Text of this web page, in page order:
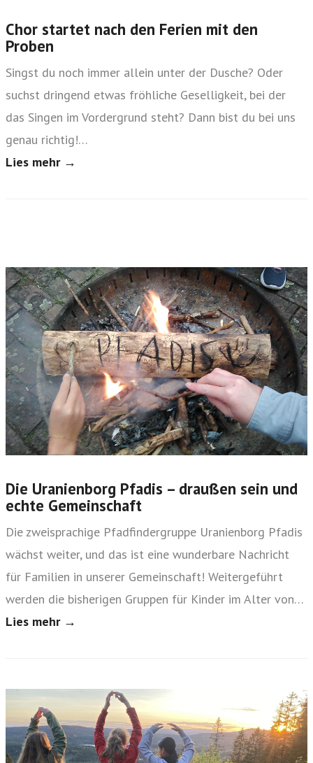
Chor startet nach den Ferien mit den
Proben
Singst du noch immer allein unter der Dusche? Oder
suchst dringend etwas fröhliche Geselligkeit, bei der
das Singen im Vordergrund steht? Dann bist du bei uns
genau richtig!…
Lies mehr →
Die Uranienborg Pfadis – draußen sein und
echte Gemeinschaft
Die zweisprachige Pfadfindergruppe Uranienborg Pfadis
wächst weiter, und das ist eine wunderbare Nachricht
für Familien in unserer Gemeinschaft! Weitergeführt
werden die bisherigen Gruppen für Kinder im Alter von…
Lies mehr →